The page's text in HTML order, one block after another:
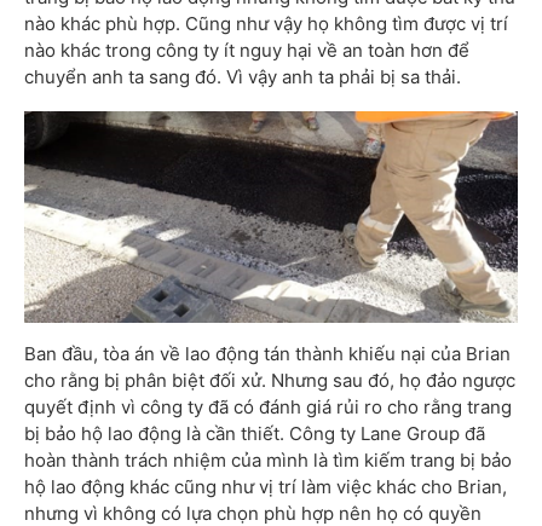
nào khác phù hợp. Cũng như vậy họ không tìm được vị trí
nào khác trong công ty ít nguy hại về an toàn hơn để
chuyển anh ta sang đó. Vì vậy anh ta phải bị sa thải.
Ban đầu, tòa án về lao động tán thành khiếu nại của Brian
cho rằng bị phân biệt đối xử. Nhưng sau đó, họ đảo ngược
quyết định vì công ty đã có đánh giá rủi ro cho rằng trang
bị bảo hộ lao động là cần thiết. Công ty Lane Group đã
hoàn thành trách nhiệm của mình là tìm kiếm trang bị bảo
hộ lao động khác cũng như vị trí làm việc khác cho Brian,
nhưng vì không có lựa chọn phù hợp nên họ có quyền